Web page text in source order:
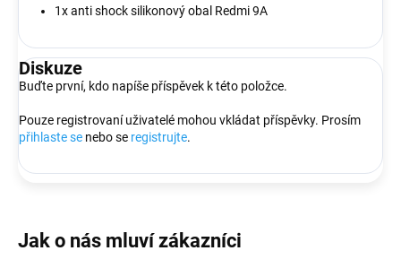
1x anti shock silikonový obal Redmi 9A
Diskuze
Buďte první, kdo napíše příspěvek k této položce.
Pouze registrovaní uživatelé mohou vkládat příspěvky. Prosím
přihlaste se nebo se registrujte.